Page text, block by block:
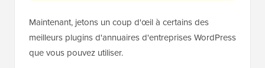
Maintenant, jetons un coup d'œil à certains des
meilleurs plugins d'annuaires d'entreprises WordPress
que vous pouvez utiliser.